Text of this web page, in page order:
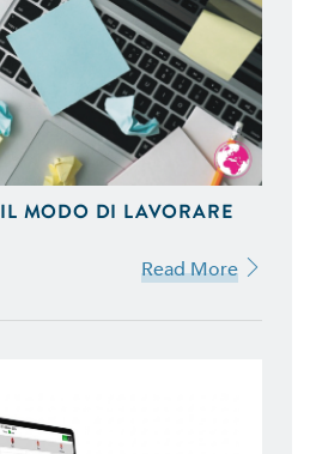
MODO DI LAVORARE
Read More